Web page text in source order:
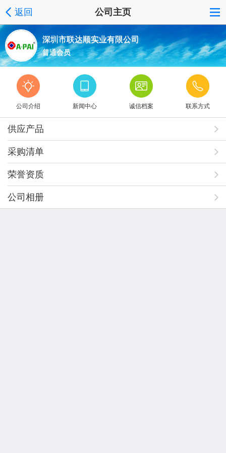
返回 公司主页
深圳市联达顺实业有限公司
普通会员
公司介绍 新闻中心 诚信档案 联系方式
供应产品
采购清单
荣誉资质
公司相册